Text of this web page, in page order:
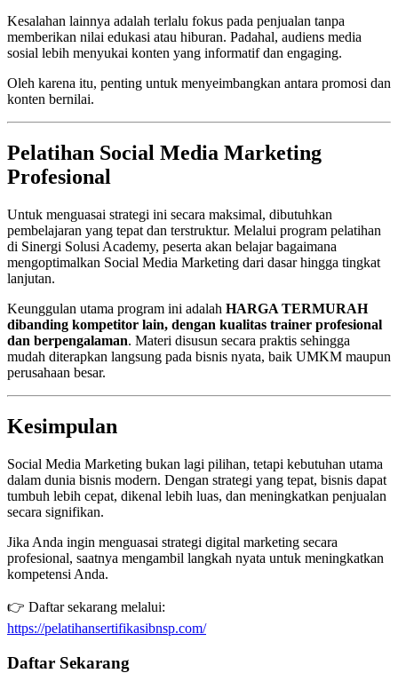
Kesalahan lainnya adalah terlalu fokus pada penjualan tanpa
memberikan nilai edukasi atau hiburan. Padahal, audiens media
sosial lebih menyukai konten yang informatif dan engaging.
Oleh karena itu, penting untuk menyeimbangkan antara promosi dan
konten bernilai.
Pelatihan Social Media Marketing
Profesional
Untuk menguasai strategi ini secara maksimal, dibutuhkan
pembelajaran yang tepat dan terstruktur. Melalui program pelatihan
di Sinergi Solusi Academy, peserta akan belajar bagaimana
mengoptimalkan Social Media Marketing dari dasar hingga tingkat
lanjutan.
Keunggulan utama program ini adalah HARGA TERMURAH
dibanding kompetitor lain, dengan kualitas trainer profesional
dan berpengalaman. Materi disusun secara praktis sehingga
mudah diterapkan langsung pada bisnis nyata, baik UMKM maupun
perusahaan besar.
Kesimpulan
Social Media Marketing bukan lagi pilihan, tetapi kebutuhan utama
dalam dunia bisnis modern. Dengan strategi yang tepat, bisnis dapat
tumbuh lebih cepat, dikenal lebih luas, dan meningkatkan penjualan
secara signifikan.
Jika Anda ingin menguasai strategi digital marketing secara
profesional, saatnya mengambil langkah nyata untuk meningkatkan
kompetensi Anda.
👉 Daftar sekarang melalui:
https://pelatihansertifikasibnsp.com/
Daftar Sekarang